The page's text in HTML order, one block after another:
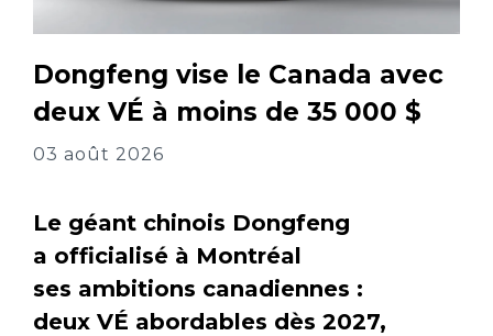
Dongfeng vise le Canada avec
deux VÉ à moins de 35 000 $
03 août 2026
Le géant chinois Dongfeng
a officialisé à Montréal
ses ambitions canadiennes :
deux VÉ abordables dès 2027,